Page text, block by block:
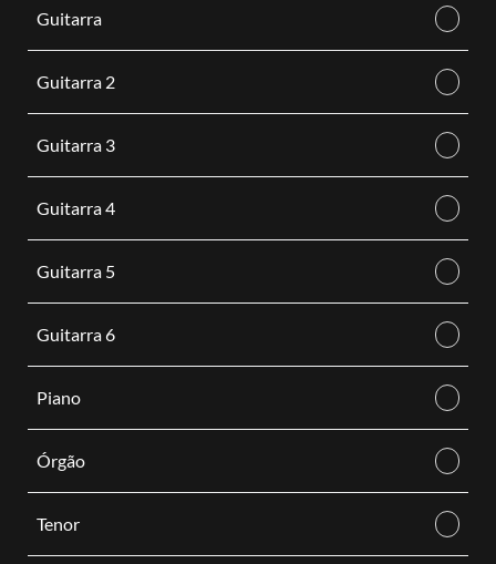
Guitarra
Guitarra 2
Guitarra 3
Guitarra 4
Guitarra 5
Guitarra 6
Piano
Órgão
Tenor